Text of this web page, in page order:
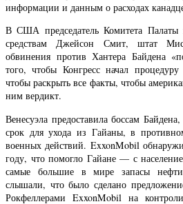
информации и данным о расходах
В США председатель Комитета Палаты
средствам Джейсон Смит, штат
обвинения против Хантера Байдена
того, чтобы Конгресс начал
чтобы раскрыть все факты, чтобы
ним вердикт.
Венесуэла предоставила боссам
срок для ухода из Гайаны, в
военных действий. ExxonMobil
году, что помогло Гайане — с
самые большие в мире запасы
слышали, что было сделано
Рокфеллерами ExxonMobil на